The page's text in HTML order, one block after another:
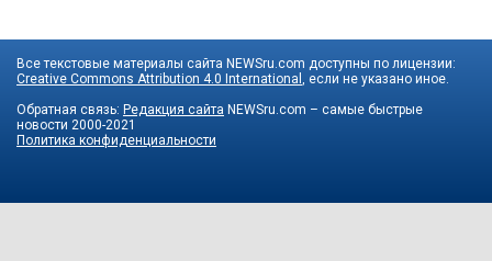
Все текстовые материалы сайта NEWSru.com доступны по лицензии:
Creative Commons Attribution 4.0 International , если не указано иное.
Обратная связь: Редакция сайта NEWSru.com – самые быстрые
новости 2000-2021
Политика конфиденциальности